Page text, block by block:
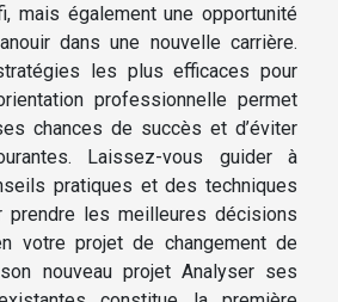
mais également une opportunité
dans une nouvelle carrière.
les plus efficaces pour
professionnelle permet
chances de succès et d’éviter
Laissez-vous guider à
pratiques et des techniques
prendre les meilleures décisions
votre projet de changement de
nouveau projet Analyser ses